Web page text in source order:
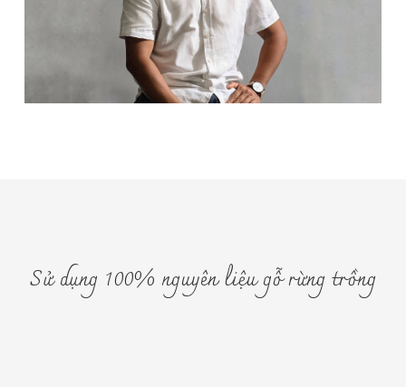
Hãy để lại thông tin chúng tôi sẽ liên hệ với bạn
GỬI
SHOWROOM